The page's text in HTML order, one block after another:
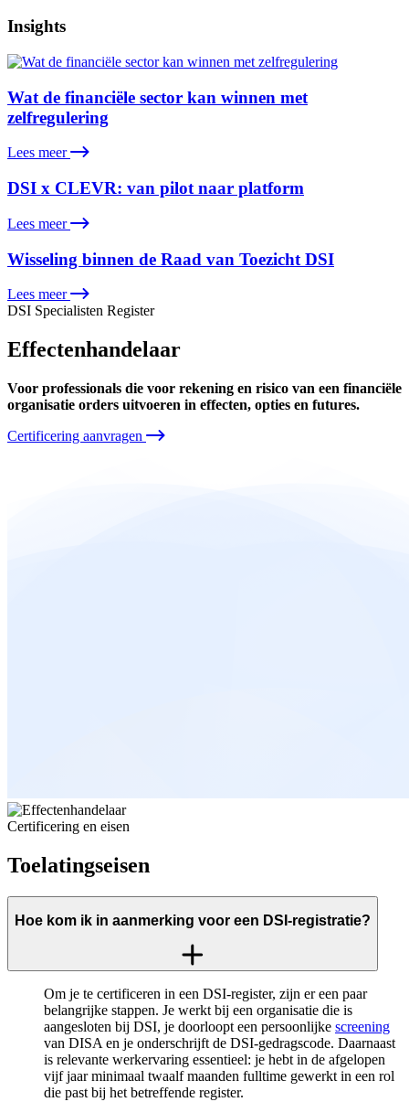
Insights
Wat de financiële sector kan winnen met
zelfregulering
Lees meer
DSI x CLEVR: van pilot naar platform
Lees meer
Wisseling binnen de Raad van Toezicht DSI
Lees meer
DSI Specialisten Register
Effectenhandelaar
Voor professionals die voor rekening en risico van een financiële
organisatie orders uitvoeren in effecten, opties en futures.
Certificering aanvragen
Certificering en eisen
Toelatingseisen
Hoe kom ik in aanmerking voor een DSI-registratie?
Om je te certificeren in een DSI-register, zijn er een paar
belangrijke stappen. Je werkt bij een organisatie die is
aangesloten bij DSI, je doorloopt een persoonlijke screening
van DISA en je onderschrijft de DSI-gedragscode. Daarnaast
is relevante werkervaring essentieel: je hebt in de afgelopen
vijf jaar minimaal twaalf maanden fulltime gewerkt in een rol
die past bij het betreffende register.